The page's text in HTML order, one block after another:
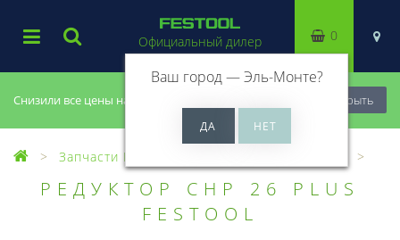
Снизили все цены на 20%, успей купить! Закрыть
Официальный дилер
Ваш город —Эль-Монте?
0
Запчасти Festool
РЕДУКТОР CHP 26 PLUS
FESTOOL